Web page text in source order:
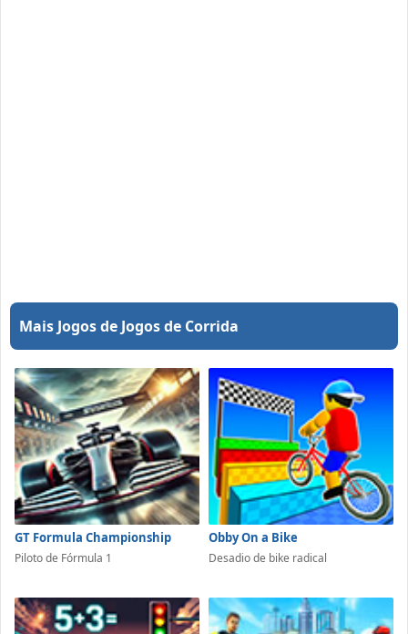
Mais Jogos de Jogos de Corrida
GT Formula Championship
Piloto de Fórmula 1
Obby On a Bike
Desadio de bike radical